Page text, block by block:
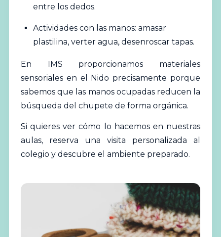
entre los dedos.
Actividades con las manos: amasar
plastilina, verter agua, desenroscar tapas.
En IMS proporcionamos materiales
sensoriales en el Nido precisamente porque
sabemos que las manos ocupadas reducen la
búsqueda del chupete de forma orgánica.
Si quieres ver cómo lo hacemos en nuestras
aulas, reserva una visita personalizada al
colegio y descubre el ambiente preparado.